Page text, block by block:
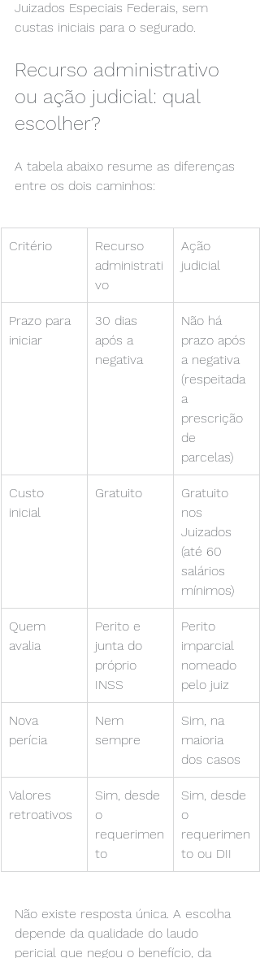
Juizados Especiais Federais, sem
custas iniciais para o segurado.
Recurso administrativo
ou ação judicial: qual
escolher?
A tabela abaixo resume as diferenças
entre os dois caminhos:
Critério
Recurso
administrati
vo
Ação
judicial
Prazo para
iniciar
30 dias
após a
negativa
Não há
prazo após
a negativa
(respeitada
a
prescrição
de
parcelas)
Custo
inicial
Gratuito
Gratuito
nos
Juizados
(até 60
salários
mínimos)
Quem
avalia
Perito e
junta do
próprio
INSS
Perito
imparcial
nomeado
pelo juiz
Nova
perícia
Nem
sempre
Sim, na
maioria
dos casos
Valores
retroativos
Sim, desde
o
requerimen
to
Sim, desde
o
requerimen
to ou DII
Não existe resposta única. A escolha
depende da qualidade do laudo
pericial que negou o benefício, da